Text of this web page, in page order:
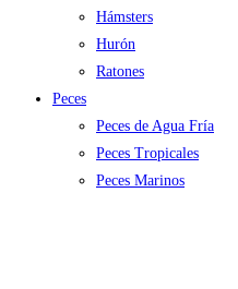
Hámsters
Hurón
Ratones
Peces
Peces de Agua Fría
Peces Tropicales
Peces Marinos